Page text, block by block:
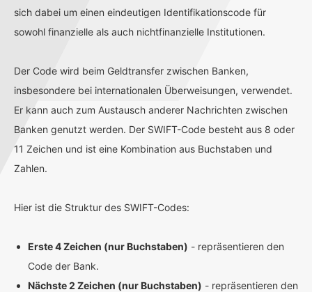
sich dabei um einen eindeutigen Identifikationscode für
sowohl finanzielle als auch nichtfinanzielle Institutionen.
Der Code wird beim Geldtransfer zwischen Banken,
insbesondere bei internationalen Überweisungen, verwendet.
Er kann auch zum Austausch anderer Nachrichten zwischen
Banken genutzt werden. Der SWIFT-Code besteht aus 8 oder
11 Zeichen und ist eine Kombination aus Buchstaben und
Zahlen.
Hier ist die Struktur des SWIFT-Codes:
Erste 4 Zeichen (nur Buchstaben) - repräsentieren den
Code der Bank.
Nächste 2 Zeichen (nur Buchstaben) - repräsentieren den